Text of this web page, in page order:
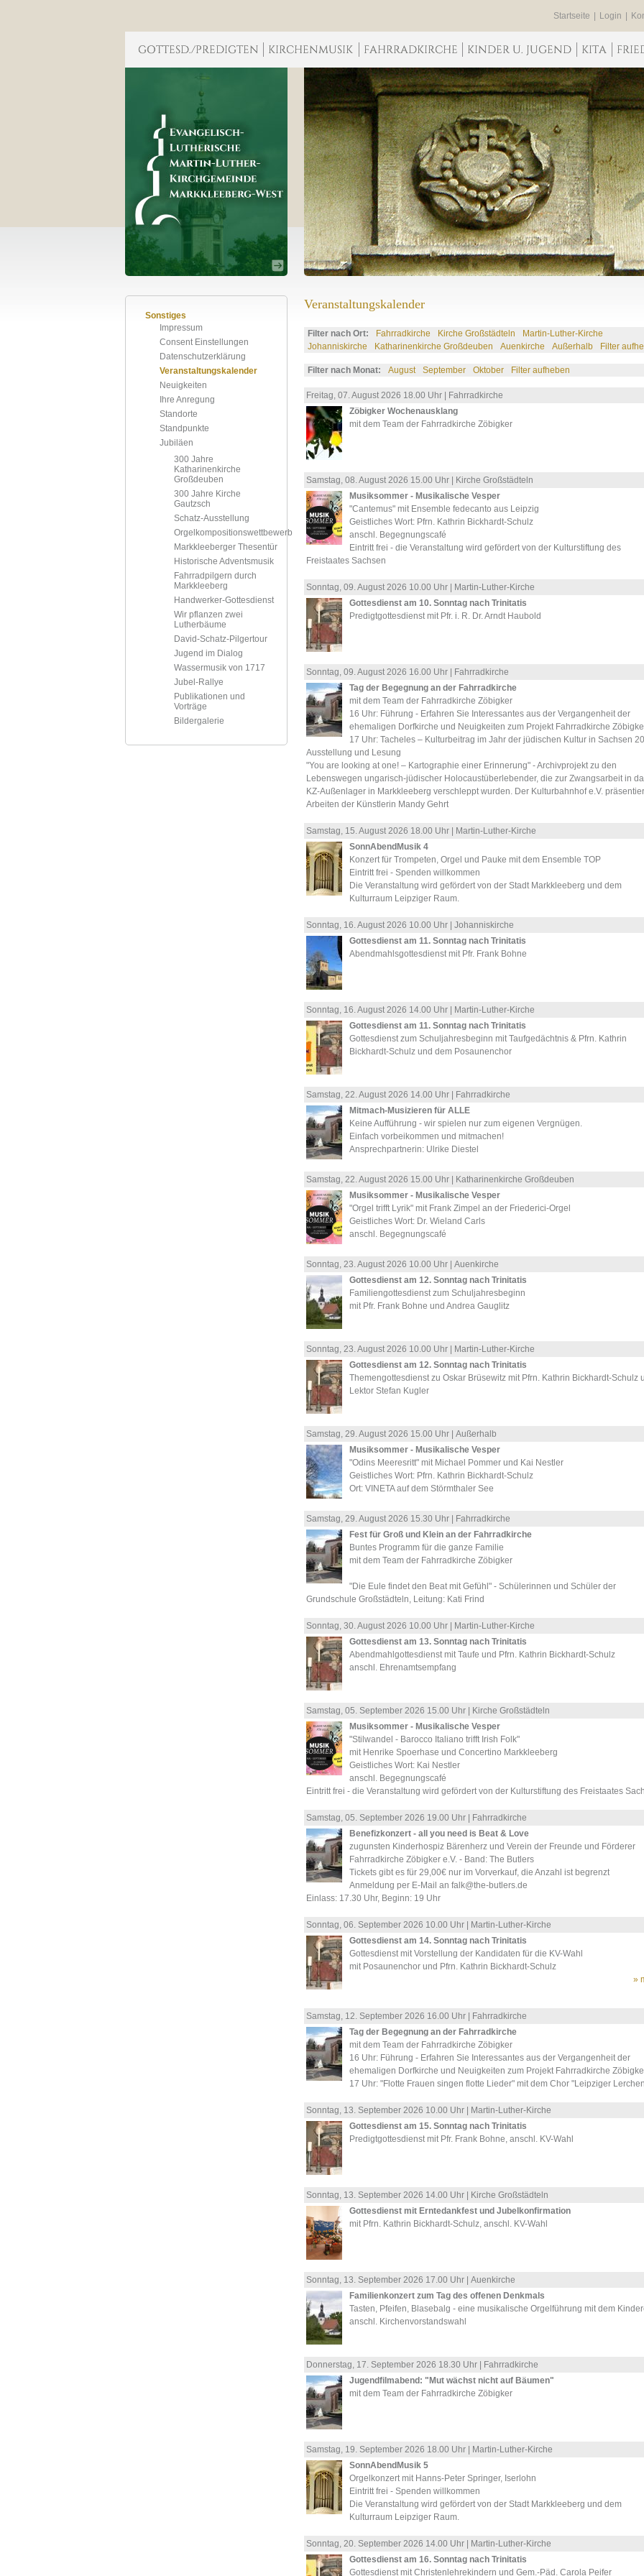
Startseite Login
Sonstiges
Impressum
Consent Einstellungen
Datenschutzerklärung
Veranstaltungskalender
Neuigkeiten
Ihre Anregung
Standorte
Standpunkte
Jubiläen
300 Jahre
Katharinenkirche
Großdeuben
300 Jahre Kirche
Gautzsch
Schatz-Ausstellung
Orgelkompositionswettbewerb
Markkleeberger Thesentür
Historische Adventsmusik
Fahrradpilgern durch
Markkleeberg
Handwerker-Gottesdienst
Wir pflanzen zwei
Lutherbäume
David-Schatz-Pilgertour
Jugend im Dialog
Wassermusik von 1717
Jubel-Rallye
Publikationen und
Vorträge
Bildergalerie
Veranstaltungskalender
Filter nach Ort: Fahrradkirche Kirche Großstädteln
Martin-Luther-Kirche
Johanniskirche
Katharinenkirche Großdeuben Auenkirche Außerhalb Filter
Filter nach Monat: August September Oktober Filter aufheben
Freitag, 07.August2026 18.00 Uhr |
Fahrradkirche
Zöbigker Wochenausklang
mit dem Team der Fahrradkirche Zöbigker
Samstag, 08.August2026 15.00 Uhr |
Kirche Großstädteln
Musiksommer - Musikalische Vesper
"Cantemus" mit Ensemble fedecanto aus Leipzig
Geistliches Wort: Pfrn. Kathrin Bickhardt-Schulz
anschl. Begegnungscafé
Eintritt frei - die Veranstaltung wird gefördert von der Kulturstiftung des
Freistaates Sachsen
Sonntag, 09.August2026 10.00 Uhr |
Martin-Luther-Kirche
Gottesdienst am 10. Sonntag nach Trinitatis
Predigtgottesdienst mit Pfr. i. R. Dr. Arndt Haubold
Sonntag, 09.August2026 16.00 Uhr |
Fahrradkirche
Tag der Begegnung an der Fahrradkirche
mit dem Team der Fahrradkirche Zöbigker
16 Uhr: Führung - Erfahren Sie Interessantes aus der Vergangenheit der
ehemaligen Dorfkirche und Neuigkeiten zum Projekt Fahrradkirche
17 Uhr: Tacheles – Kulturbeitrag im Jahr der jüdischen Kultur in Sachsen
Ausstellung und Lesung
"You are looking at one! – Kartographie einer Erinnerung" - Archivprojekt zu den
Lebenswegen ungarisch-jüdischer Holocaustüberlebender, die zur Zwangsarbeit in
KZ-Außenlager in Markkleeberg verschleppt wurden. Der Kulturbahnhof e.V.
Arbeiten der Künstlerin Mandy Gehrt
Samstag, 15.August2026 18.00 Uhr |
Martin-Luther-Kirche
SonnAbendMusik 4
Konzert für Trompeten, Orgel und Pauke mit dem Ensemble TOP
Eintritt frei - Spenden willkommen
Die Veranstaltung wird gefördert von der Stadt Markkleeberg und dem
Kulturraum Leipziger Raum.
Sonntag, 16.August2026 10.00 Uhr | Johanniskirche
Gottesdienst am 11. Sonntag nach Trinitatis
Abendmahlsgottesdienst mit Pfr. Frank Bohne
Sonntag, 16.August2026 14.00 Uhr |
Martin-Luther-Kirche
Gottesdienst am 11. Sonntag nach Trinitatis
Gottesdienst zum Schuljahresbeginn mit Taufgedächtnis & Pfrn. Kathrin
Bickhardt-Schulz und dem Posaunenchor
Samstag, 22.August2026 14.00 Uhr |
Fahrradkirche
Mitmach-Musizieren für ALLE
Keine Aufführung - wir spielen nur zum eigenen Vergnügen.
Einfach vorbeikommen und mitmachen!
Ansprechpartnerin: Ulrike Diestel
Samstag, 22.August2026 15.00 Uhr |
Katharinenkirche Großdeuben
Musiksommer - Musikalische Vesper
"Orgel trifft Lyrik" mit Frank Zimpel an der Friederici-Orgel
Geistliches Wort: Dr. Wieland Carls
anschl. Begegnungscafé
Sonntag, 23.August2026 10.00 Uhr | Auenkirche
Gottesdienst am 12. Sonntag nach Trinitatis
Familiengottesdienst zum Schuljahresbeginn
mit Pfr. Frank Bohne und Andrea Gauglitz
Sonntag, 23.August2026 10.00 Uhr |
Martin-Luther-Kirche
Gottesdienst am 12. Sonntag nach Trinitatis
Themengottesdienst zu Oskar Brüsewitz mit Pfrn. Kathrin Bickhardt-Schulz
Lektor Stefan Kugler
Samstag, 29.August2026 15.00 Uhr | Außerhalb
Musiksommer - Musikalische Vesper
"Odins Meeresritt" mit Michael Pommer und Kai Nestler
Geistliches Wort: Pfrn. Kathrin Bickhardt-Schulz
Ort: VINETA auf dem Störmthaler See
Samstag, 29.August2026 15.30 Uhr |
Fahrradkirche
Fest für Groß und Klein an der Fahrradkirche
Buntes Programm für die ganze Familie
mit dem Team der Fahrradkirche Zöbigker
"Die Eule findet den Beat mit Gefühl" - Schülerinnen und Schüler der
Grundschule Großstädteln, Leitung: Kati Frind
Sonntag, 30.August2026 10.00 Uhr |
Martin-Luther-Kirche
Gottesdienst am 13. Sonntag nach Trinitatis
Abendmahlgottesdienst mit Taufe und Pfrn. Kathrin Bickhardt-Schulz
anschl. Ehrenamtsempfang
Samstag, 05. September2026 15.00 Uhr |
Kirche Großstädteln
Musiksommer - Musikalische Vesper
"Stilwandel - Barocco Italiano trifft Irish Folk"
mit Henrike Spoerhase und Concertino Markkleeberg
Geistliches Wort: Kai Nestler
anschl. Begegnungscafé
Eintritt frei - die Veranstaltung wird gefördert von der Kulturstiftung des Freistaates
Samstag, 05. September2026 19.00 Uhr |
Fahrradkirche
Benefizkonzert - all you need is Beat & Love
zugunsten Kinderhospiz Bärenherz und Verein der Freunde und Förderer
Fahrradkirche Zöbigker e.V. - Band: The Butlers
Tickets gibt es für 29,00€ nur im Vorverkauf, die Anzahl ist begrenzt
Anmeldung per E-Mail an falk@the-butlers.de
Einlass: 17.30 Uhr, Beginn: 19 Uhr
Sonntag, 06. September2026 10.00 Uhr |
Martin-Luther-Kirche
Gottesdienst am 14. Sonntag nach Trinitatis
Gottesdienst mit Vorstellung der Kandidaten für die KV-Wahl
mit Posaunenchor und Pfrn. Kathrin Bickhardt-Schulz
»
Samstag, 12. September2026 16.00 Uhr |
Fahrradkirche
Tag der Begegnung an der Fahrradkirche
mit dem Team der Fahrradkirche Zöbigker
16 Uhr: Führung - Erfahren Sie Interessantes aus der Vergangenheit der
ehemaligen Dorfkirche und Neuigkeiten zum Projekt Fahrradkirche
17 Uhr: "Flotte Frauen singen flotte Lieder" mit dem Chor "Leipziger
Sonntag, 13. September2026 10.00 Uhr |
Martin-Luther-Kirche
Gottesdienst am 15. Sonntag nach Trinitatis
Predigtgottesdienst mit Pfr. Frank Bohne, anschl. KV-Wahl
Sonntag, 13. September2026 14.00 Uhr |
Kirche Großstädteln
Gottesdienst mit Erntedankfest und Jubelkonfirmation
mit Pfrn. Kathrin Bickhardt-Schulz, anschl. KV-Wahl
Sonntag, 13. September2026 17.00 Uhr | Auenkirche
Familienkonzert zum Tag des offenen Denkmals
Tasten, Pfeifen, Blasebalg - eine musikalische Orgelführung mit dem
anschl. Kirchenvorstandswahl
Donnerstag, 17. September2026 18.30 Uhr |
Fahrradkirche
Jugendfilmabend: "Mut wächst nicht auf Bäumen"
mit dem Team der Fahrradkirche Zöbigker
Samstag, 19. September2026 18.00 Uhr |
Martin-Luther-Kirche
SonnAbendMusik 5
Orgelkonzert mit Hanns-Peter Springer, Iserlohn
Eintritt frei - Spenden willkommen
Die Veranstaltung wird gefördert von der Stadt Markkleeberg und dem
Kulturraum Leipziger Raum.
Sonntag, 20. September2026 14.00 Uhr |
Martin-Luther-Kirche
Gottesdienst am 16. Sonntag nach Trinitatis
Gottesdienst mit Christenlehrekindern und Gem.-Päd. Carola Peifer